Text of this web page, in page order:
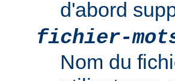
d'abord
fichier-
Nom du